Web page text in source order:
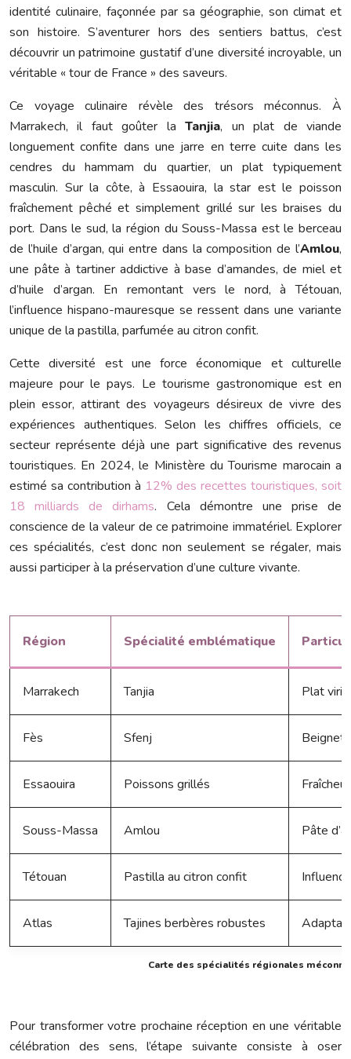
identité culinaire, façonnée par sa géographie, son climat et
son histoire. S’aventurer hors des sentiers battus, c’est
découvrir un patrimoine gustatif d’une diversité incroyable, un
véritable « tour de France » des saveurs.
Ce voyage culinaire révèle des trésors méconnus. À
Marrakech, il faut goûter laTanjia, un plat de viande
longuement confite dans une jarre en terre cuite dans les
cendres du hammam du quartier, un plat typiquement
masculin. Sur la côte, à Essaouira, la star est le poisson
fraîchement pêché et simplement grillé sur les braises du
port. Dans le sud, la région du Souss-Massa est le berceau
de l’huile d’argan, qui entre dans la composition de l’Amlou,
une pâte à tartiner addictive à base d’amandes, de miel et
d’huile d’argan. En remontant vers le nord, à Tétouan,
l’influence hispano-mauresque se ressent dans une variante
unique de la pastilla, parfumée au citron confit.
Cette diversité est une force économique et culturelle
majeure pour le pays. Le tourisme gastronomique est en
plein essor, attirant des voyageurs désireux de vivre des
expériences authentiques. Selon les chiffres officiels, ce
secteur représente déjà une part significative des revenus
touristiques. En 2024, le Ministère du Tourisme marocain a
estimé sa contribution à 12% des recettes touristiques, soit
18 milliards de dirhams. Cela démontre une prise de
conscience de la valeur de ce patrimoine immatériel. Explorer
ces spécialités, c’est donc non seulement se régaler, mais
aussi participer à la préservation d’une culture vivante.
Carte des spécialités régionales
Région Spécialité emblématique
Marrakech Tanjia Plat viril
Fès Sfenj Beignet
Essaouira Poissons grillés
Souss-Massa Amlou Pâte
Tétouan Pastilla au citron confit
Atlas Tajines berbères robustes
Pour transformer votre prochaine réception en une véritable
célébration des sens, l’étape suivante consiste à oser